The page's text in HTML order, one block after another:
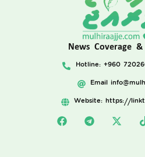
News Coverage
Hotline: +960
Email
Website: https://